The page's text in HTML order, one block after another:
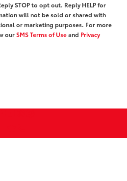
STOP to opt out. Reply HELP for
will not be sold or shared with
or marketing purposes. For more
ourSMS Terms of Useand Privacy